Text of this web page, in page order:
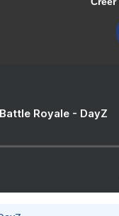
Royale - DayZ